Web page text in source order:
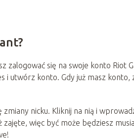
zalogować się na swoje konto Riot
i utwórz konto. Gdy już masz konto,
nicku. Kliknij na nią i
więc być może będziesz